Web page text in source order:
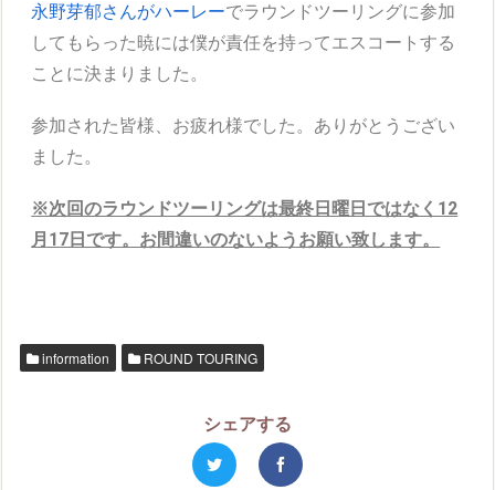
永野芽郁さんがハーレーでラウンドツーリングに参加
してもらった暁には僕が責任を持ってエスコートする
ことに決まりました。
参加された皆様、お疲れ様でした。ありがとうござい
ました。
※次回のラウンドツーリングは最終日曜日ではなく12
月17日です。お間違いのないようお願い致します。
information ROUND TOURING
シェアする